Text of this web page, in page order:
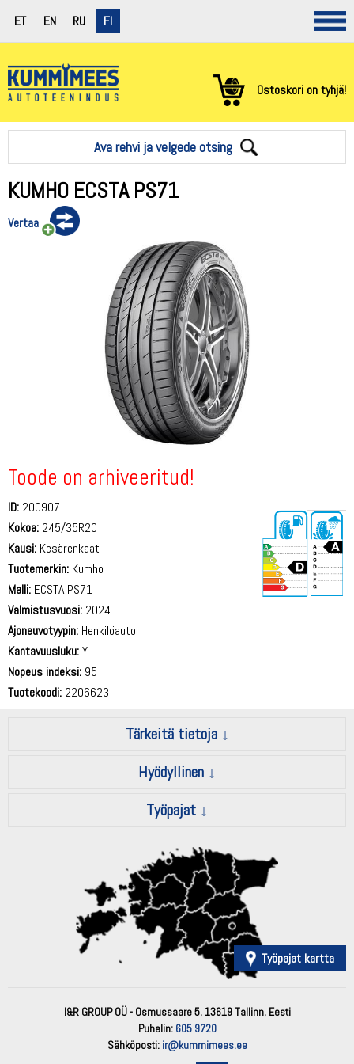
ET EN RU FI
Ostoskori on tyhjä!
Ava rehvi ja velgede otsing
KUMHO ECSTA PS71
Vertaa
Toode on arhiveeritud!
ID: 200907
Kokoa: 245/35R20
Kausi: Kesärenkaat
Tuotemerkin: Kumho
Malli: ECSTA PS71
Valmistusvuosi: 2024
Ajoneuvotyypin: Henkilöauto
Kantavuusluku:Y
Nopeus indeksi: 95
Tuotekoodi: 2206623
Tärkeitä tietoja
Hyödyllinen
Työpajat
Työpajat kartta
I&R GROUP OÜ - Osmussaare 5, 13619 Tallinn, Eesti
Puhelin: 605 9720
Sähköposti: ir@kummimees.ee